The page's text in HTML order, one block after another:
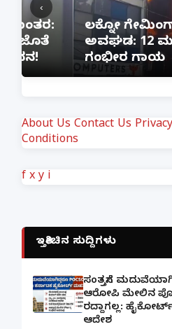
ಲಕ್ನೋ ಗೇಮಿಂಗ್
ಅವಘಡ: 12 ಮಂದಿ
ಗಂಭೀರ ಗಾಯ
‹
About Us Contact Us
Conditions
f x y i
ಇತ್ತೀಚಿನ ಸುದ್ದಿಗಳು
ಸಂತ್ರಸ್ತೆಗೆ
ಆರೋಪಿ ಮೇಲಿನ
ರದ್ದಾಗಲ್ಲ:
ಆದೇಶ